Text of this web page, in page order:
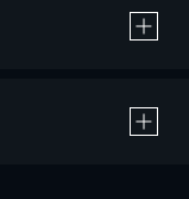
品の購入 / レンタルです。
％のポイント還元です。